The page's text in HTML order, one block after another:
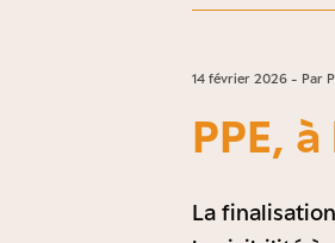
14 février 2026 - Par
PPE,
La